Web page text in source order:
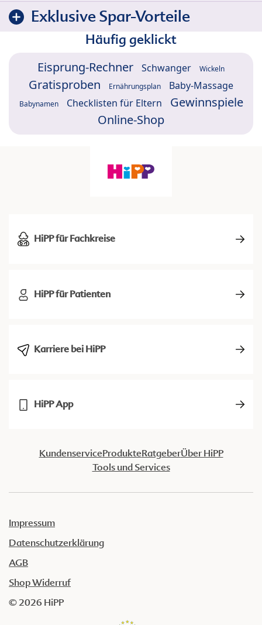
Exklusive Spar-Vorteile
Häufig geklickt
Eisprung-Rechner Schwanger Wickeln
Gratisproben Ernährungsplan Baby-Massage
Babynamen Checklisten für Eltern
Gewinnspiele
Online-Shop
HiPP für Fachkreise
HiPP für Patienten
Karriere bei HiPP
HiPP App
KundenserviceProdukteRatgeberÜber HiPP
Tools und Services
Impressum
Datenschutzerklärung
AGB
Shop Widerruf
© 2026 HiPP